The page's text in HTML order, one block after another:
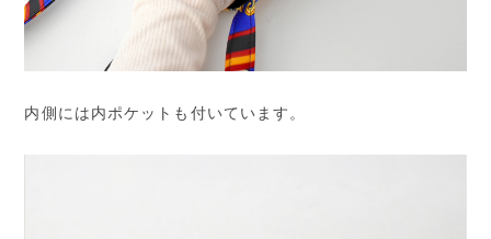
内側には内ポケットも付いています。